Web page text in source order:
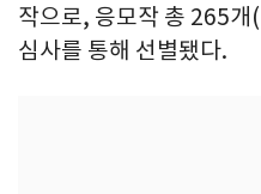
작으로, 응모작 총 265
심사를 통해 선별됐다.